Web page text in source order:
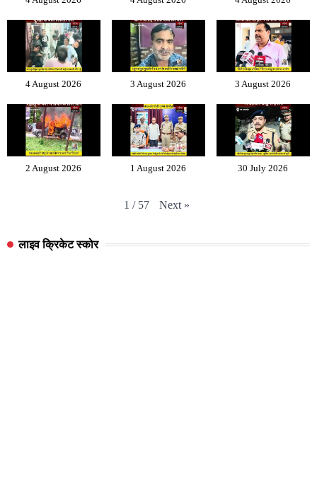
4 August 2026 3 August 2026 3 August 2026
2 August 2026 1 August 2026 30 July 2026
1 / 57 Next »
लाइव क्रिकेट स्कोर